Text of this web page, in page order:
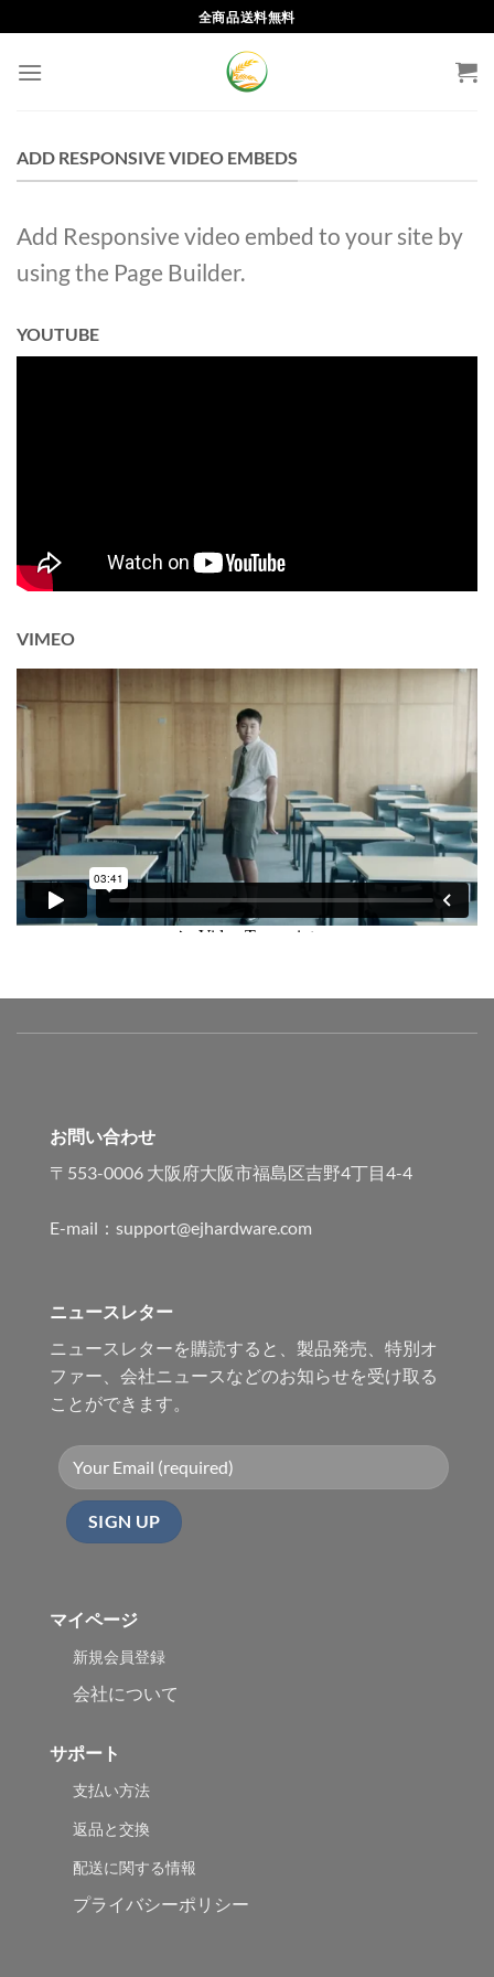
to
content
全商品送料無料
ADD RESPONSIVE VIDEO EMBEDS
Add Responsive video embed to your site by
using the Page Builder.
YOUTUBE
VIMEO
お問い合わせ
〒553-0006 大阪府大阪市福島区吉野4丁目4-4
E-mail：support@ejhardware.com
マイページ
新規会員登録
会社について
サポート
支払い方法
返品と交換
配送に関する情報
プライバシーポリシー
ニュースレター
ニュースレターを購読すると、製品発売、特別オ
ファー、会社ニュースなどのお知らせを受け取る
ことができます。